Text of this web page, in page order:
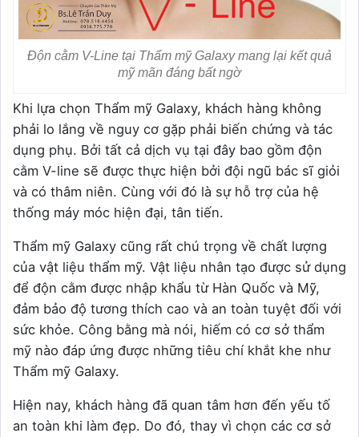
Độn cằm V-Line tại Thẩm mỹ Galaxy mang lại kết quả
mỹ mãn đáng bất ngờ
Khi lựa chọn Thẩm mỹ Galaxy, khách hàng không
phải lo lắng về nguy cơ gặp phải biến chứng và tác
dụng phụ. Bởi tất cả dịch vụ tại đây bao gồm độn
cằm V-line sẽ được thực hiện bởi đội ngũ bác sĩ giỏi
và có thâm niên. Cùng với đó là sự hỗ trợ của hệ
thống máy móc hiện đại, tân tiến.
Thẩm mỹ Galaxy cũng rất chú trọng về chất lượng
của vật liệu thẩm mỹ. Vật liệu nhân tạo được sử dụng
để độn cằm được nhập khẩu từ Hàn Quốc và Mỹ,
đảm bảo độ tương thích cao và an toàn tuyệt đối với
sức khỏe. Công bằng mà nói, hiếm có cơ sở thẩm
mỹ nào đáp ứng được những tiêu chí khắt khe như
Thẩm mỹ Galaxy.
Hiện nay, khách hàng đã quan tâm hơn đến yếu tố
an toàn khi làm đẹp. Do đó, thay vì chọn các cơ sở